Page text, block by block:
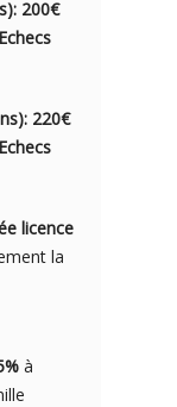
200€
220€
licence
la
à